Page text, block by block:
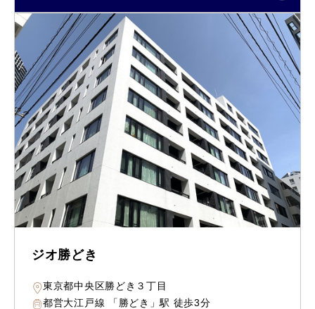
ジオ勝どき
東京都中央区勝どき３丁目
都営大江戸線 「勝どき」駅 徒歩3分